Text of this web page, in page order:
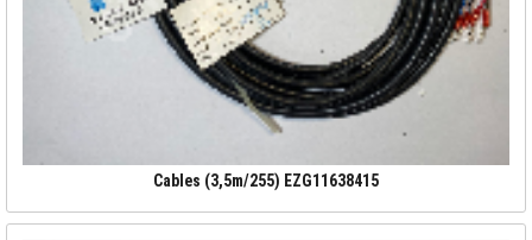
Cables (3,5m/255) EZG11638415